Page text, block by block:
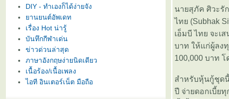
DIY - ทำเองก็ได้ง่ายจัง
านยนต์อัพเดท
เรื่อง Hot น่ารู้
บันทึกกีฬาเด่น
ข่าวด่วนล่าสุด
ภาษาอังกฤษง่ายนิดเดียว
เนื้อร้อง/เนื้อเพลง
ไอที อินเตอร์เน็ต มือถือ
นายสุภัค ศิวะรั
ไทย (Subhak
เอ็มบี ไทย จะเ
บาท ให้แก่ผู้ลง
100,000 บาท
สำหรับหุ้นกู้ชุด
ปี จ่ายดอกเบี้ย